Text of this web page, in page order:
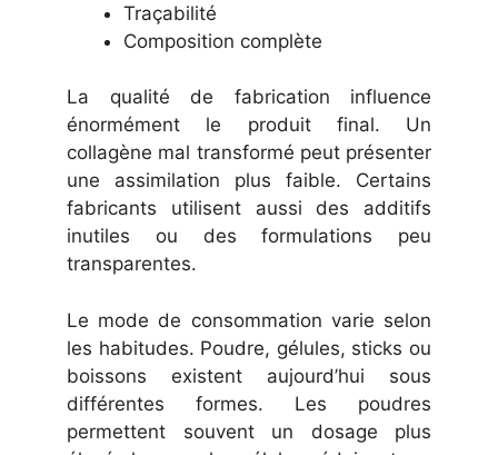
Traçabilité
Composition complète
La qualité de fabrication influence
énormément le produit final. Un
collagène mal transformé peut présenter
une assimilation plus faible. Certains
fabricants utilisent aussi des additifs
inutiles ou des formulations peu
transparentes.
Le mode de consommation varie selon
les habitudes. Poudre, gélules, sticks ou
boissons existent aujourd’hui sous
différentes formes. Les poudres
permettent souvent un dosage plus